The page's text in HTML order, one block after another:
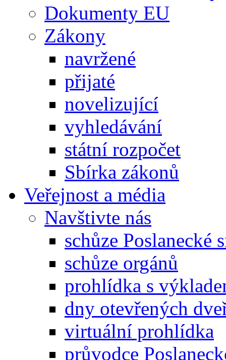
Dokumenty EU
Zákony
navržené
přijaté
novelizující
vyhledávání
státní rozpočet
Sbírka zákonů
Veřejnost a média
Navštivte nás
schůze Poslanecké
schůze orgánů
prohlídka s
dny otevřených
virtuální prohlídka
průvodce